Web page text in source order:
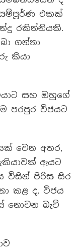
එකක්
රකින්නියකි.
ගන්නා
කියා
සහ ඔහුගේ
පරපුර විජයට
වෙන අතර,
ඇයට
විසින් පිරිස සිර
කළ ද, විජය
නොවන බැව්